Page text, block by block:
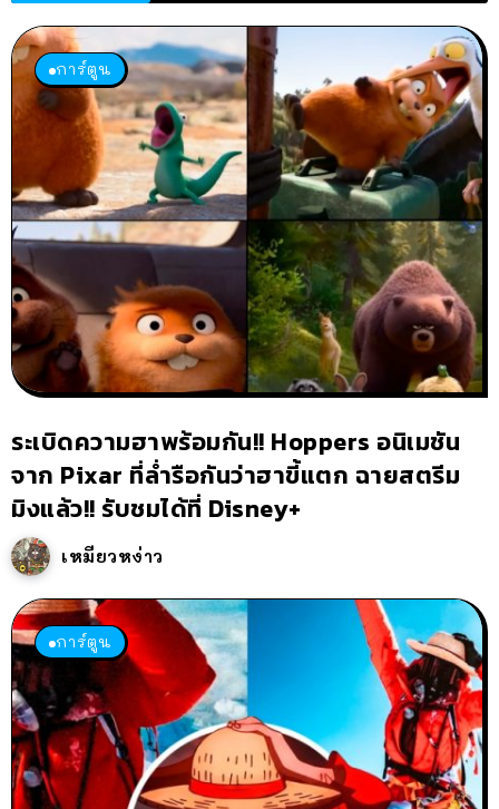
การ์ตูน
ระเบิดความฮาพร้อมกัน!! Hoppers อนิเมชัน
จาก Pixar ที่ล่ำรือกันว่าฮาขี้แตก ฉายสตรีม
มิงแล้ว!! รับชมได้ที่ Disney+
เหมียวหง่าว
การ์ตูน